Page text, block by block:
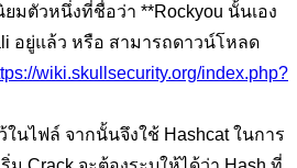
ยมตัวหนึ่งที่ชื่อว่า **Rockyou นั้นเอง
อยู่แล้ว หรือ สามารถดาวน์โหลด
wiki.skullsecurity.org/index.php?
ในไฟล์ จากนั้นจึงใช้ Hashcat ในการ